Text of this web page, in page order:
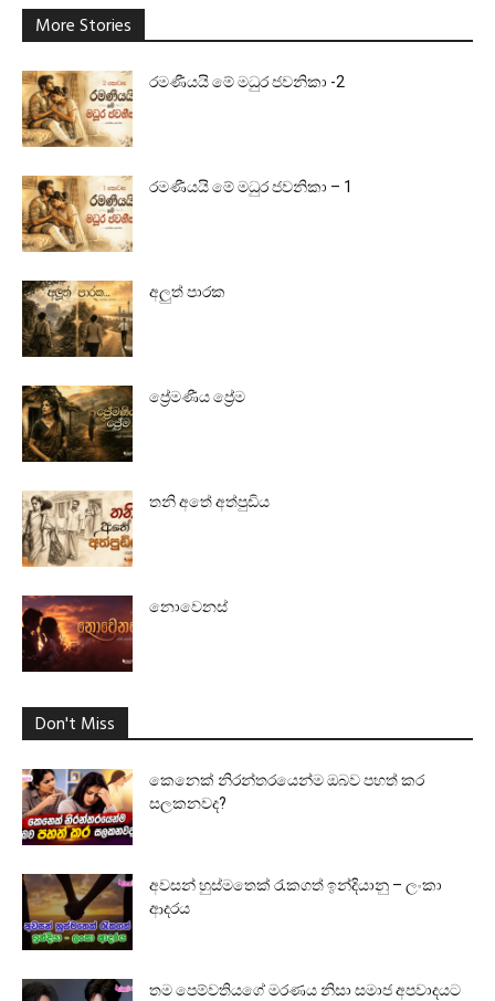
More Stories
රමණීයයි මේ මධුර ජවනිකා -2
රමණීයයි මේ මධුර ජවනිකා – 1
අලුත් පාරක
ප්‍රේමණීය ප්‍රේම
තනි අතේ අත්පුඩිය
නොවෙනස්
Don't Miss
කෙනෙක් නිරන්තරයෙන්ම ඔබව පහත් කර
සලකනවද?
අවසන් හුස්මතෙක් රැකගත් ඉන්දියානු – ලංකා
ආදරය
තම පෙම්වතියගේ මරණය නිසා සමාජ අපවාදයට